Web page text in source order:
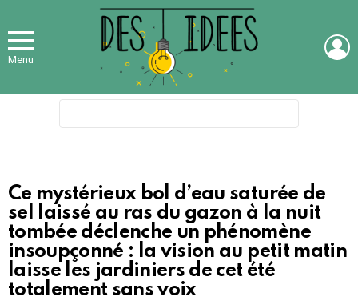
Menu
Ce mystérieux bol d’eau saturée de
sel laissé au ras du gazon à la nuit
tombée déclenche un phénomène
insoupçonné : la vision au petit matin
laisse les jardiniers de cet été
totalement sans voix